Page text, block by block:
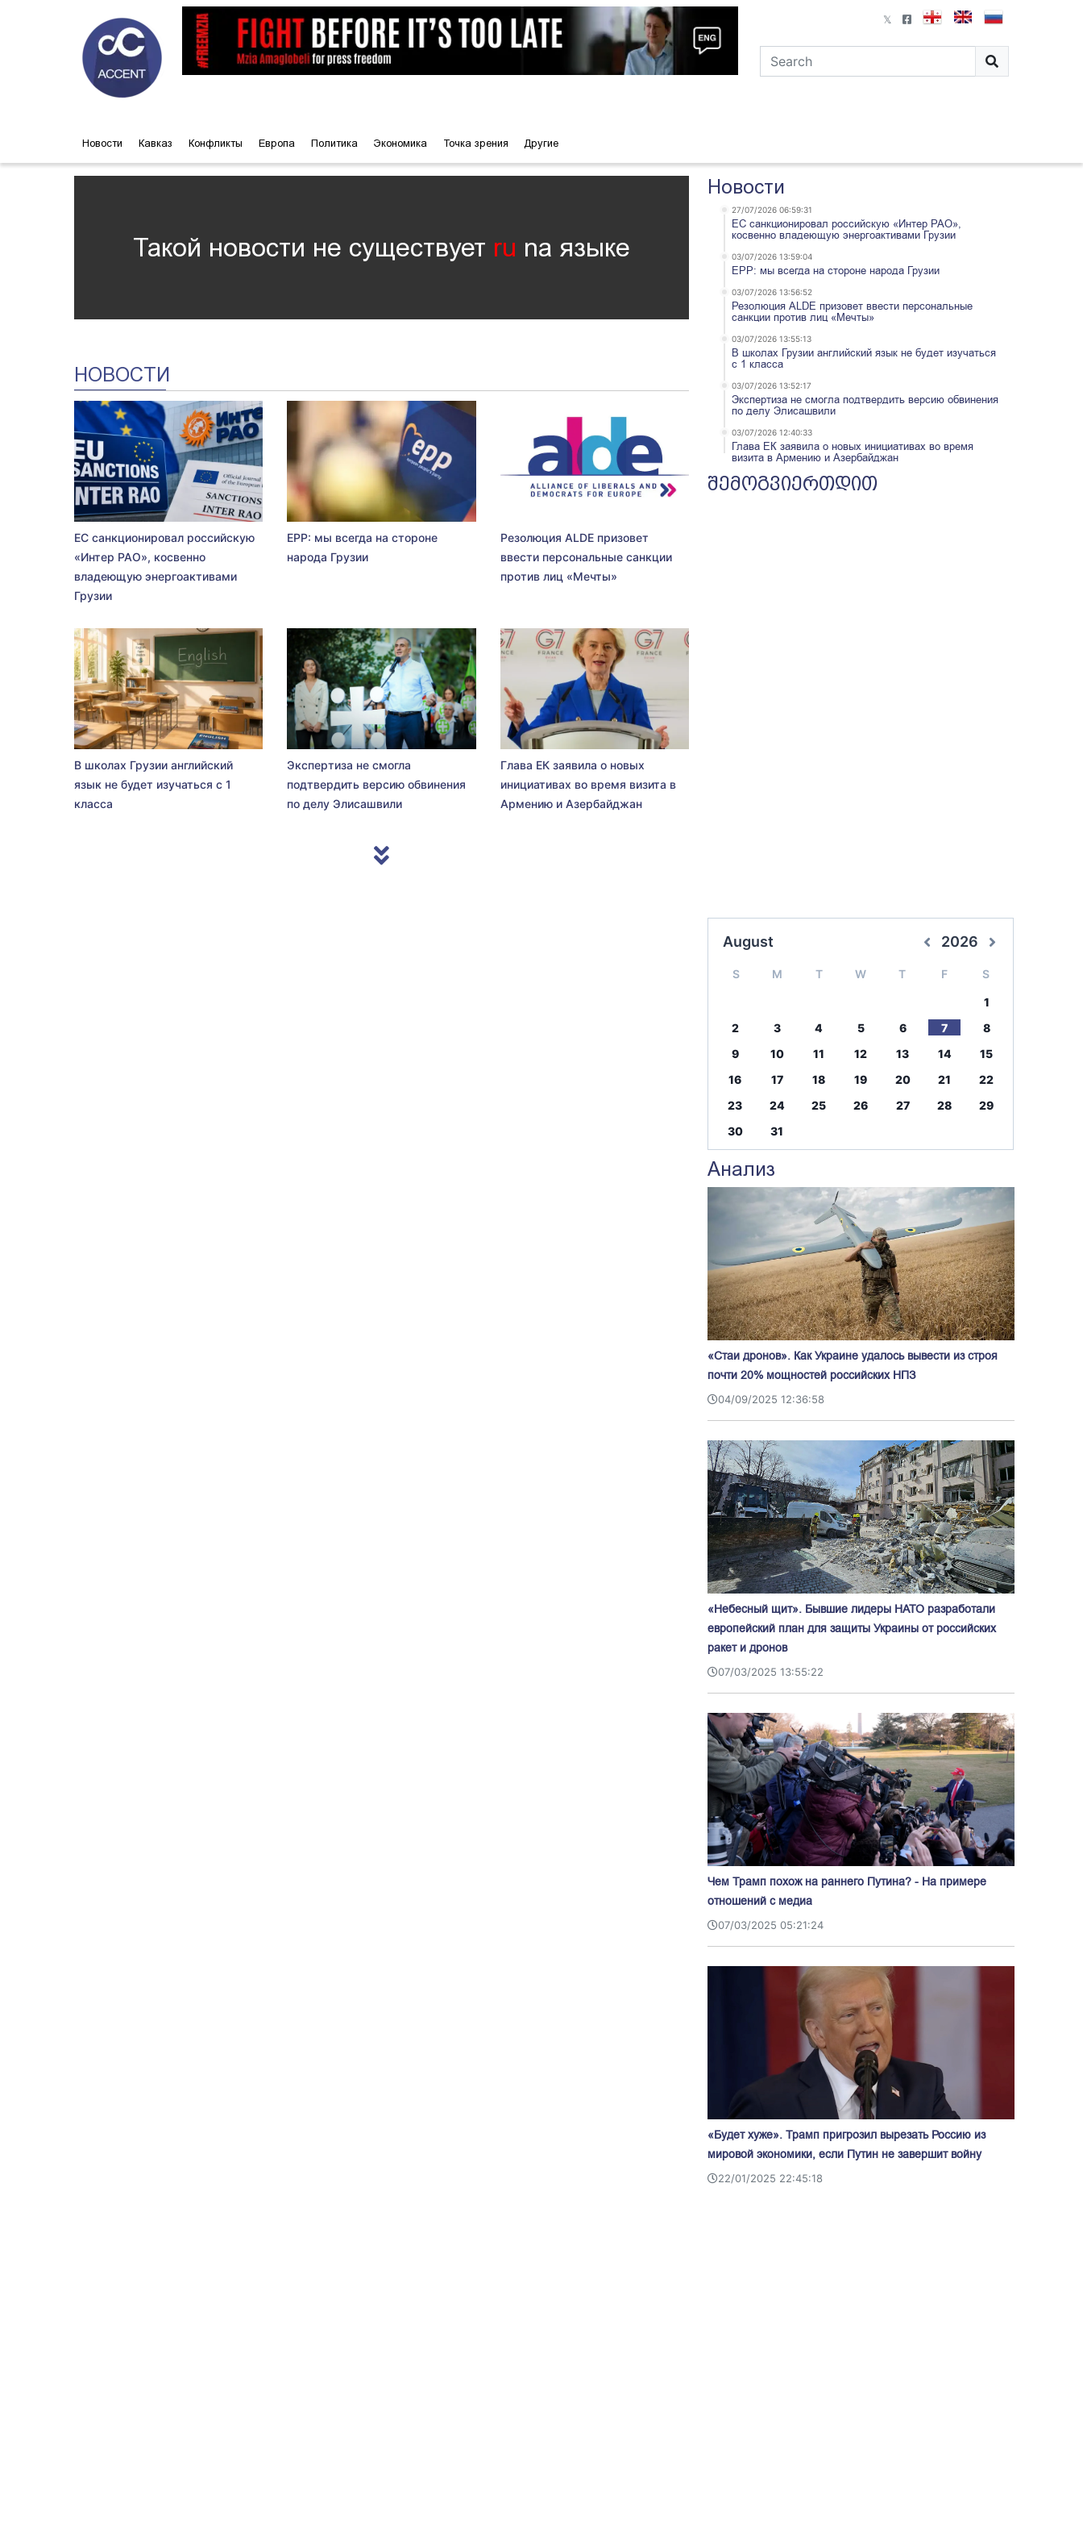
Новости Кавказ Конфликты Европа Политика Экономика Точка зрения Другие
Такой новости не существует ru nа языке
НОВОСТИ
ЕС санкционировал российскую
«Интер РАО», косвенно
владеющую энергоактивами
Грузии
EPP: мы всегда на стороне
народа Грузии
Резолюция ALDE призовет
ввести персональные санкции
против лиц «Мечты»
В школах Грузии английский
язык не будет изучаться с 1
класса
Экспертиза не смогла
подтвердить версию обвинения
по делу Элисашвили
Глава ЕК заявила о новых
инициативах во время визита в
Армению и Азербайджан
Новости
27/07/2026 06:59:31
ЕС санкционировал российскую «Интер РАО»,
косвенно владеющую энергоактивами Грузии
03/07/2026 13:59:04
EPP: мы всегда на стороне народа Грузии
03/07/2026 13:56:52
Резолюция ALDE призовет ввести персональные
санкции против лиц «Мечты»
03/07/2026 13:55:13
В школах Грузии английский язык не будет изучаться
с 1 класса
03/07/2026 13:52:17
Экспертиза не смогла подтвердить версию обвинения
по делу Элисашвили
03/07/2026 12:40:33
Глава ЕК заявила о новых инициативах во время
визита в Армению и Азербайджан
შემოგვიერთდით
August 2026
S M T W T F S
1
2
3 4 5 6 7
8
9
10 11 12 13 14
15
16
17 18 19 20 21
22
23
24 25 26 27 28
29
30
31
Анализ
«Стаи дронов». Как Украине удалось вывести из строя
почти 20% мощностей российских НПЗ
04/09/2025 12:36:58
«Небесный щит». Бывшие лидеры НАТО разработали
европейский план для защиты Украины от российских
ракет и дронов
07/03/2025 13:55:22
Чем Трамп похож на раннего Путина? - На примере
отношений с медиа
07/03/2025 05:21:24
«Будет хуже». Трамп пригрозил вырезать Россию из
мировой экономики, если Путин не завершит войну
22/01/2025 22:45:18